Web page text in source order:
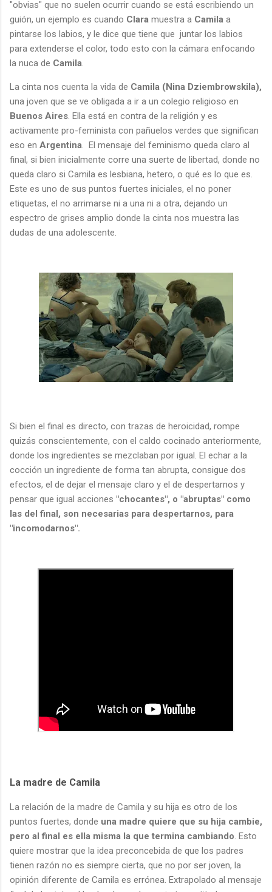
"obvias" que no suelen ocurrir cuando se está escribiendo un
guión, un ejemplo es cuando Clara muestra a Camila a
pintarse los labios, y le dice que tiene que juntar los labios
para extenderse el color, todo esto con la cámara enfocando
la nuca de Camila
La cinta nos cuenta la vida de Camila (Nina Dziembrowskila),
una joven que se ve obligada a ir a un colegio religioso en
Buenos Aires . Ella está en contra de la religión y es
activamente pro-feminista con pañuelos verdes que significan
eso en Argentina . El mensaje del feminismo queda claro al
final, si bien inicialmente corre una suerte de libertad, donde no
queda claro si Camila es lesbiana, hetero, o qué es lo que es.
Este es uno de sus puntos fuertes iniciales, el no poner
etiquetas, el no arrimarse ni a una ni a otra, dejando un
espectro de grises amplio donde la cinta nos muestra las
dudas de una adolescente.
Si bien el final es directo, con trazas de heroicidad, rompe
quizás conscientemente, con el caldo cocinado anteriormente,
donde los ingredientes se mezclaban por igual. El echar a la
cocción un ingrediente de forma tan abrupta, consigue dos
efectos, el de dejar el mensaje claro y el de despertarnos y
pensar que igual acciones "chocantes", o "abruptas" como
las del final, son necesarias para despertarnos, para
"incomodarnos".
La madre de Camila
La relación de la madre de Camila y su hija es otro de los
puntos fuertes, donde una madre quiere que su hija cambie,
pero al final es ella misma la que termina cambiando . Esto
quiere mostrar que la idea preconcebida de que los padres
tienen razón no es siempre cierta, que no por ser joven, la
opinión diferente de Camila es errónea. Extrapolado al mensaje